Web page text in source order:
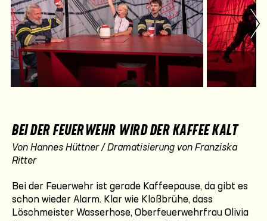
BEI DER FEUERWEHR WIRD DER KAFFEE KALT
Von Hannes Hüttner / Dramatisierung von Franziska
Ritter
Bei der Feuerwehr ist gerade Kaffeepause, da gibt es
schon wieder Alarm. Klar wie Kloßbrühe, dass
Löschmeister Wasserhose, Oberfeuerwehrfrau Olivia